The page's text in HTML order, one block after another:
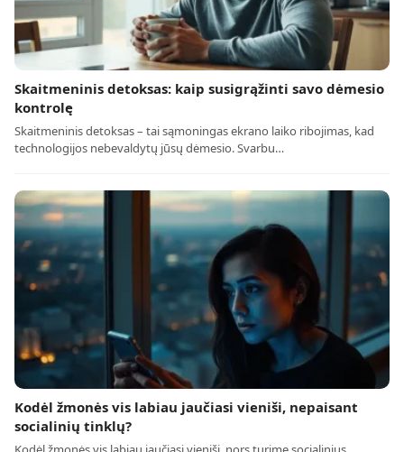
Skaitmeninis detoksas: kaip susigrąžinti savo dėmesio
kontrolę
Skaitmeninis detoksas – tai sąmoningas ekrano laiko ribojimas, kad
technologijos nebevaldytų jūsų dėmesio. Svarbu…
Kodėl žmonės vis labiau jaučiasi vieniši, nepaisant
socialinių tinklų?